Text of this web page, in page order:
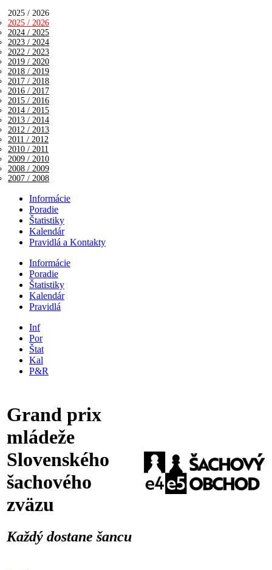
2025 / 2026
2025 / 2026
2024 / 2025
2023 / 2024
2022 / 2023
2019 / 2020
2018 / 2019
2017 / 2018
2016 / 2017
2015 / 2016
2014 / 2015
2013 / 2014
2012 / 2013
2011 / 2012
2010 / 2011
2009 / 2010
2008 / 2009
2007 / 2008
Informácie
Poradie
Štatistiky
Kalendár
Pravidlá a Kontakty
Informácie
Poradie
Štatistiky
Kalendár
Pravidlá
Inf
Por
Štat
Kal
P&R
Grand prix
mládeže
Slovenského
šachového
zväzu
Každý dostane šancu